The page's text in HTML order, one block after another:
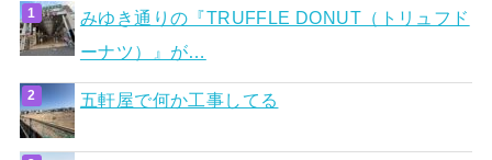
みゆき通りの『TRUFFLE DONUT（トリュフド
ーナツ）』が…
五軒屋で何か工事してる